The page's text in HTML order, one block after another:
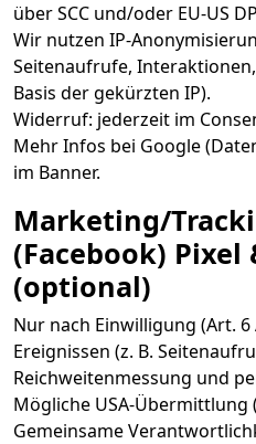
über SCC und/oder EU-US
Wir nutzen IP-
Seitenaufrufe,
Basis der gekürzten IP).
Widerruf: jederzeit im
Mehr Infos bei Google
im Banner.
Marketing/
(Facebook) Pixel
(optional)
Nur nach Einwilligung (Art.
Ereignissen (z. B.
Reichweitenmessung und
Mögliche USA-Übermittlung
Gemeinsame